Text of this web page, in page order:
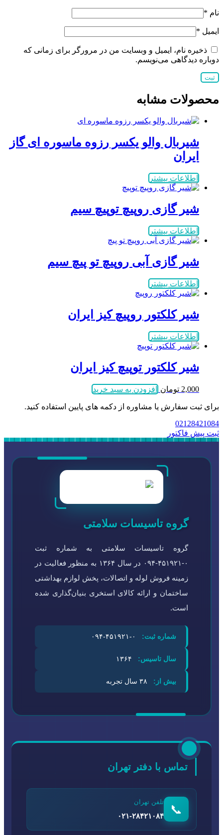
نام *
ایمیل *
ذخیره نام، ایمیل و وبسایت من در مرورگر برای زمانی که
دوباره دیدگاهی می‌نویسم.
محصولات مشابه
شیربال والو یکسر رزوه ماسوره ای گاز
ایران
اطلاعات بیشتر
شیر گازی روپیچ توپیچ سیم
اطلاعات بیشتر
شیر گازی آبی روپیچ تو پیچ سیم
اطلاعات بیشتر
شیر کلکتور روپیچ کیز ایران
اطلاعات بیشتر
شیر کلکتور توپیچ کیز ایران
2,000 تومان افزودن به سبد خرید
برای ثبت سفارش یا مشاوره از دکمه های پایین استفاده کنید.
02128421084
ثبت پیش فاکتور
گروه تاسیسات سلامتی
گروه تاسیسات سلامتی به شماره ثبت
۰-۴۵۱۹۲۱-۰۹۴ در سال ۱۳۶۴ به منظور فعالیت در
زمینه فروش لوله و اتصالات، پخش لوازم بهداشتی
ساختمان و ارائه کالای استخری بنیان‌گذاری شده
است.
شماره ثبت:
سال تاسیس:
بیش از:
تماس با دفتر تهران
📞
تلفن تهران
۰۲۱-۲۸۴۲۱۰۸۴